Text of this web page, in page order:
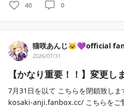
40 0
猫咲あんじ🐱💜official
2026/07/31
【かなり重要！！】変更
7月31日を以て こちらを閉鎖致し
kosaki-anji.fanbox.cc/ こちらをご